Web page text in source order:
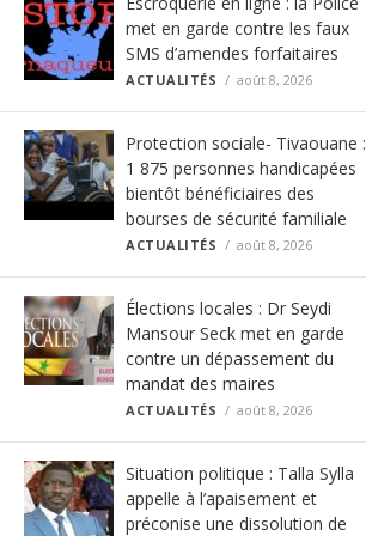
met en garde contre les faux
SMS d’amendes forfaitaires
ACTUALITÉS août 8, 2026
Protection sociale- Tivaouane :
1 875 personnes handicapées
bientôt bénéficiaires des
bourses de sécurité familiale
ACTUALITÉS août 8, 2026
Élections locales : Dr Seydi
Mansour Seck met en garde
contre un dépassement du
mandat des maires
ACTUALITÉS août 8, 2026
Situation politique : Talla Sylla
appelle à l’apaisement et
préconise une dissolution de